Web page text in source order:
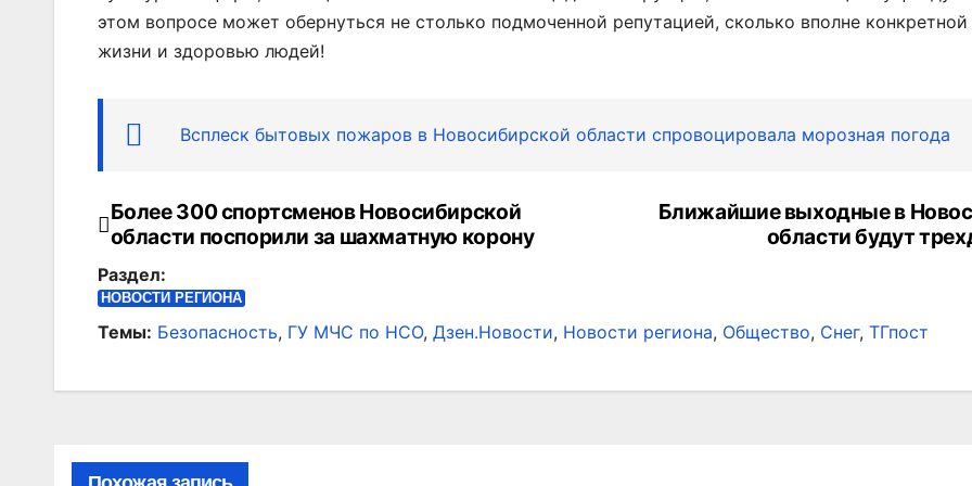
этом вопросе может обернуться не столько подмоченной репутацией, сколько вполне конкретной
жизни и здоровью людей!
Всплеск бытовых пожаров в Новосибирской области спровоцировала морозная погода
Навигация
по
записям
Ближайшие выходные в
области будут
Более 300 спортсменов Новосибирской
области поспорили за шахматную корону
Раздел:
НОВОСТИ РЕГИОНА
Темы: Безопасность, ГУ МЧС по НСО, Дзен.Новости, Новости региона, Общество, Снег, ТГпост